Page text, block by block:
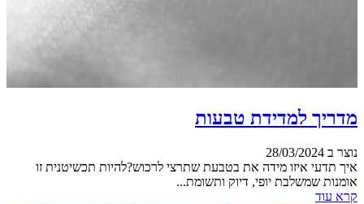
מדריך למדידת טבעות
נוצר ב 28/03/2024
איך תדעי איזו מידה את בטבעת שתרצי לרכוש?להיות תכשיטנית זו
אומנות שמשלבת יופי, דיוק ותשומת...
קרא עוד